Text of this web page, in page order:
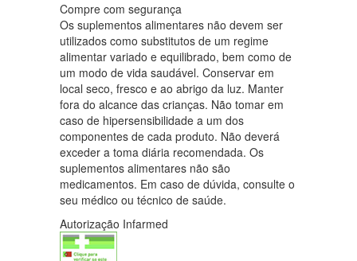
Compre com segurança
Os suplementos alimentares não devem ser
utilizados como substitutos de um regime
alimentar variado e equilibrado, bem como de
um modo de vida saudável. Conservar em
local seco, fresco e ao abrigo da luz. Manter
fora do alcance das crianças. Não tomar em
caso de hipersensibilidade a um dos
componentes de cada produto. Não deverá
exceder a toma diária recomendada. Os
suplementos alimentares não são
medicamentos. Em caso de dúvida, consulte o
seu médico ou técnico de saúde.
Autorização Infarmed